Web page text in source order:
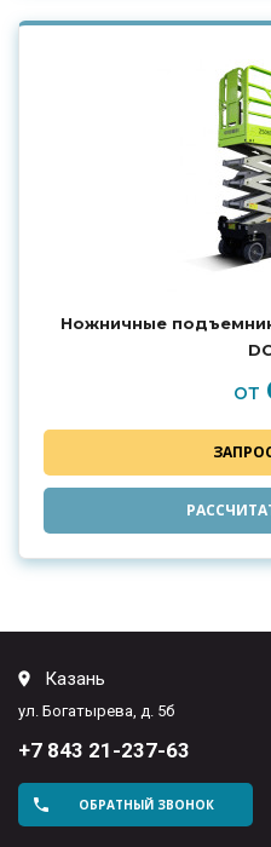
Ножничные
от
Казань
ул. Богатырева, д. 5б
+7 843 21-237-63
ОБРАТНЫЙ ЗВОНОК